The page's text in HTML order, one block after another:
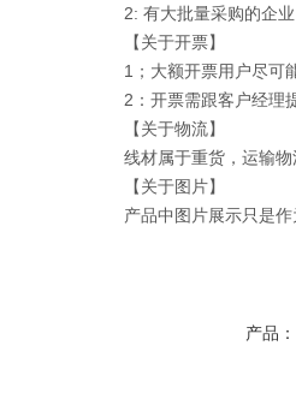
2: 有大批量采购的企
【关于开票】
1；大额开票用户尽可
2：开票需跟客户经理
【关于物流】
线材属于重货，运输
【关于图片】
产品中图片展示只是
产品：